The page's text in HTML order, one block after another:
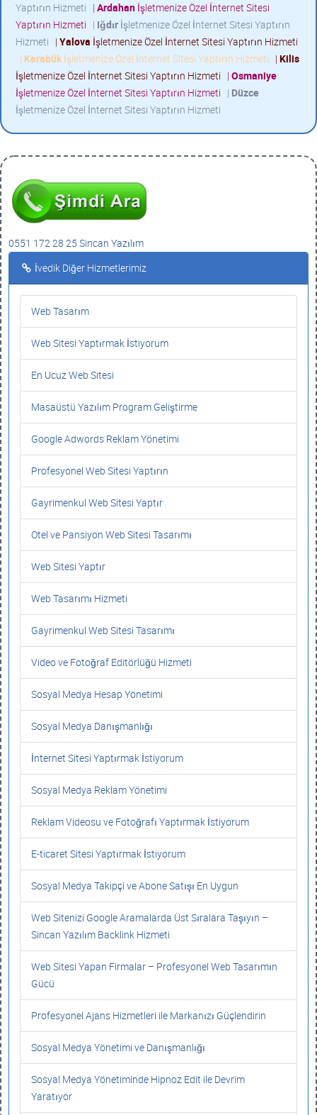
Yaptırın Hizmeti | Ardahan İşletmenize Özel İnternet Sitesi
Yaptırın Hizmeti | Iğdır İşletmenize Özel İnternet Sitesi Yaptırın
Hizmeti | Yalova İşletmenize Özel İnternet Sitesi Yaptırın Hizmeti
| Karabükİşletmenize Özel İnternet Sitesi Yaptırın Hizmeti | Kilis
İşletmenize Özel İnternet Sitesi Yaptırın Hizmeti | Osmaniye
İşletmenize Özel İnternet Sitesi Yaptırın Hizmeti | Düzce
İşletmenize Özel İnternet Sitesi Yaptırın Hizmeti
0551 172 28 25 Sincan Yazılım
İvedik Diğer Hizmetlerimiz
Web Tasarım
Web Sitesi Yaptırmak İstiyorum
En Ucuz Web Sitesi
Masaüstü Yazılım Program Geliştirme
Google Adwords Reklam Yönetimi
Profesyonel Web Sitesi Yaptırın
Gayrimenkul Web Sitesi Yaptır
Otel ve Pansiyon Web Sitesi Tasarımı
Web Sitesi Yaptır
Web Tasarımı Hizmeti
Gayrimenkul Web Sitesi Tasarımı
Video ve Fotoğraf Editörlüğü Hizmeti
Sosyal Medya Hesap Yönetimi
Sosyal Medya Danışmanlığı
İnternet Sitesi Yaptırmak İstiyorum
Sosyal Medya Reklam Yönetimi
Reklam Videosu ve Fotoğrafı Yaptırmak İstiyorum
E-ticaret Sitesi Yaptırmak İstiyorum
Sosyal Medya Takipçi ve Abone Satışı En Uygun
Web Sitenizi Google Aramalarda Üst Sıralara Taşıyın –
Sincan Yazılım Backlink Hizmeti
Web Sitesi Yapan Firmalar – Profesyonel Web Tasarımın
Gücü
Profesyonel Ajans Hizmetleri ile Markanızı Güçlendirin
Sosyal Medya Yönetimi ve Danışmanlığı
Sosyal Medya Yönetiminde Hipnoz Edit ile Devrim
Yaratıyor